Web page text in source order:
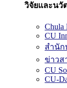
วิจัยและนวั
Chula
CU
สำนัก
ข่าวส
CU
CU-